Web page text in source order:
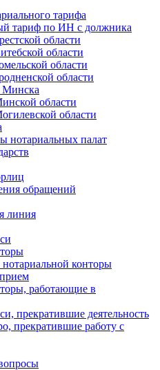
тарифа
тариф по ИН с должника
области
области
области
области
области
области
нотариальных палат
обращений
линия
конторы
работающие в
прекратившие деятельность
прекратившие работу с